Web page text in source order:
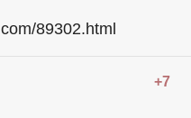
89302.html
+7